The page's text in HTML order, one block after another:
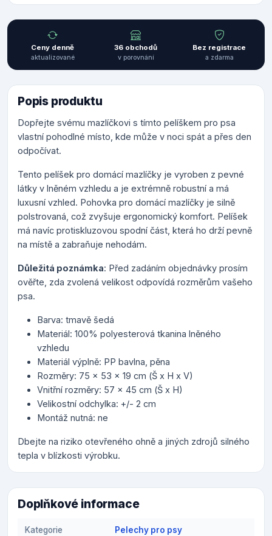
Ceny denně
aktualizované
36 obchodů
v porovnání
Bez registrace
a zdarma
Popis produktu
Dopřejte svému mazlíčkovi s tímto pelíškem pro psa
vlastní pohodlné místo, kde může v noci spát a přes den
odpočívat.
Tento pelíšek pro domácí mazlíčky je vyroben z pevné
látky v lněném vzhledu a je extrémně robustní a má
luxusní vzhled. Pohovka pro domácí mazlíčky je silně
polstrovaná, což zvyšuje ergonomický komfort. Pelíšek
má navíc protiskluzovou spodní část, která ho drží pevně
na místě a zabraňuje nehodám.
Důležitá poznámka: Před zadáním objednávky prosím
ověřte, zda zvolená velikost odpovídá rozměrům vašeho
psa.
Barva: tmavě šedá
Materiál: 100% polyesterová tkanina lněného
vzhledu
Materiál výplně: PP bavlna, pěna
Rozměry: 75 x 53 x 19 cm (Š x H x V)
Vnitřní rozměry: 57 x 45 cm (Š x H)
Velikostní odchylka: +/- 2 cm
Montáž nutná: ne
Dbejte na riziko otevřeného ohně a jiných zdrojů silného
tepla v blízkosti výrobku.
Doplňkové informace
Kategorie Pelechy pro psy